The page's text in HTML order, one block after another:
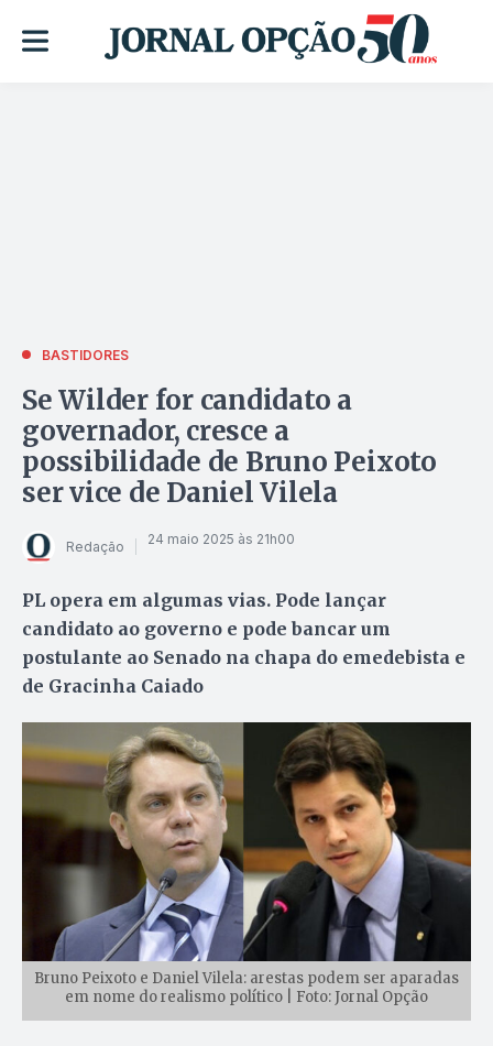
BASTIDORES
Se Wilder for candidato a
governador, cresce a
possibilidade de Bruno Peixoto
ser vice de Daniel Vilela
Redação 24 maio 2025 às 21h00
PL opera em algumas vias. Pode lançar
candidato ao governo e pode bancar um
postulante ao Senado na chapa do emedebista e
de Gracinha Caiado
Bruno Peixoto e Daniel Vilela: arestas podem ser aparadas
em nome do realismo político | Foto: Jornal Opção